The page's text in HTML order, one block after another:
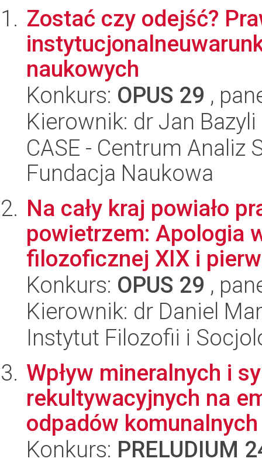
Zostać czy odejść?
naukowych
Konkurs: OPUS 29 ,
Kierownik: dr Jan Bazyli
CASE - Centrum Analiz
Fundacja Naukowa
Na cały kraj powiało
powietrzem: Apologia
filozoficznej XIX i
Konkurs: OPUS 29 ,
Kierownik: dr Daniel
Instytut Filozofii i
Wpływ mineralnych i
rekultywacyjnych na
odpadów
Konkurs: PRELUDIUM